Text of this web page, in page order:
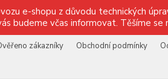
e-shopu z důvodu technických
budeme včas informovat. Těšíme se
zákazníky Obchodní podmínky